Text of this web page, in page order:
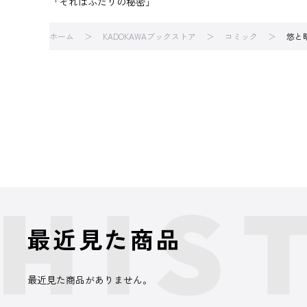
ホーム KADOKAWAブックストア コミック 悠と
最近見た商品
最近見た商品がありません。